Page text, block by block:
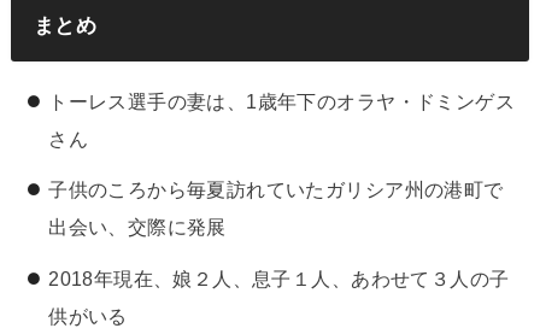
まとめ
トーレス選手の妻は、1歳年下のオラヤ・ドミンゲス
さん
子供のころから毎夏訪れていたガリシア州の港町で
出会い、交際に発展
2018年現在、娘２人、息子１人、あわせて３人の子
供がいる